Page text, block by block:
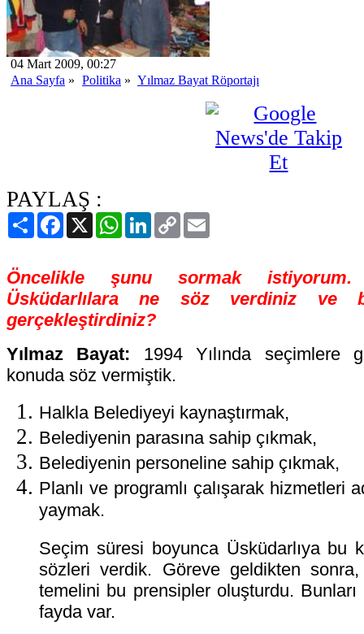
04 Mart 2009, 00:27
Ana Sayfa » Politika » Yılmaz Bayat Röportajı
PAYLAŞ :
PaylaşFacebook
X WhatsAppLinkedIn
Copy
Link
Öncelikle şunu sormak istiyorum.
Üsküdarlılara ne söz verdiniz ve
gerçekleştirdiniz?
Yılmaz Bayat: 1994 Yılında seçimlere
konuda söz vermiştik.
Halkla Belediyeyi kaynaştırmak,
Belediyenin parasına sahip çıkmak,
Belediyenin personeline sahip çıkmak,
Planlı ve programlı çalışarak hizmetleri
yaymak.
Seçim süresi boyunca Üsküdarlıya bu
sözleri verdik. Göreve geldikten sonra,
temelini bu prensipler oluşturdu.
fayda var.